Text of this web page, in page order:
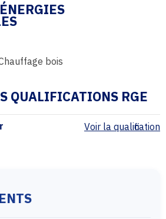
bois
QUALIFICATIONS RGE
Voir la qualification